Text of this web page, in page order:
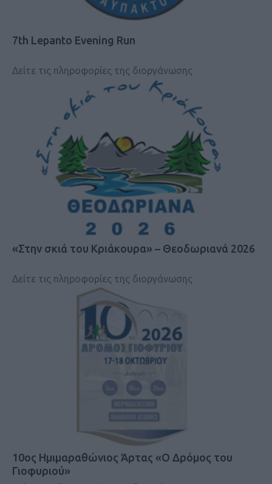
7th Lepanto Evening Run
Δείτε τις πληροφορίες της διοργάνωσης
«Στην σκιά του Κριάκουρα» – Θεοδωριανά 2026
Δείτε τις πληροφορίες της διοργάνωσης
10ος Ημιμαραθώνιος Άρτας «Ο Δρόμος του
Γιοφυριού»